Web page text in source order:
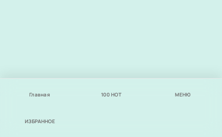
Главная 100 НОТ МЕНЮ
ИЗБРАННОЕ